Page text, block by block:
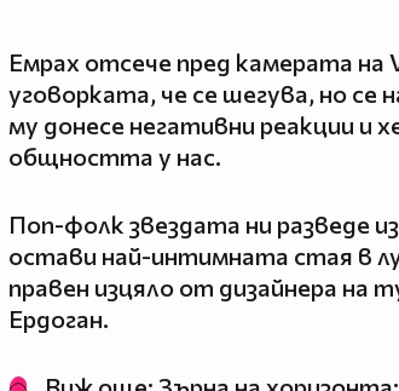
Емрах отсече пред камерата на
уговорката, че се шегува, но се
му донесе негативни реакции и
общността у нас.
Поп-фолк звездата ни разведе
остави най-интимната стая в
правен изцяло от дизайнера на
Ердоган.